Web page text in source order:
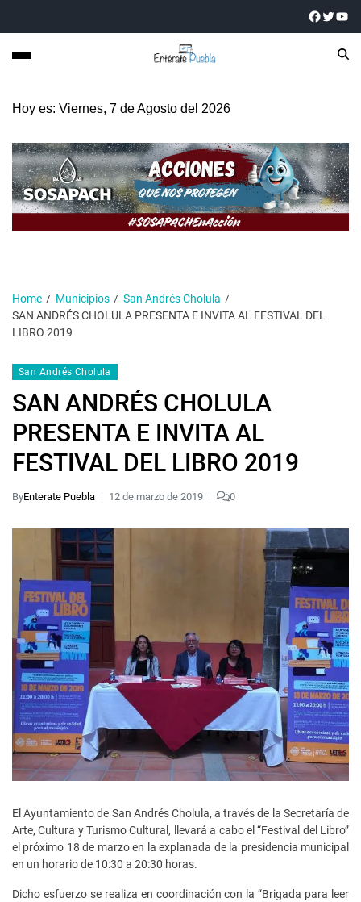
Hoy es: Viernes, 7 de Agosto del 2026
Home Municipios
San Andrés Cholula
SAN ANDRÉS CHOLULA PRESENTA E INVITA AL FESTIVAL DEL
LIBRO 2019
San Andrés Cholula
SAN ANDRÉS CHOLULA
PRESENTA E INVITA AL
FESTIVAL DEL LIBRO 2019
ByEnterate Puebla 12 de marzo de 2019 0
El Ayuntamiento de San Andrés Cholula, a través de la Secretaría de
Arte, Cultura y Turismo Cultural, llevará a cabo el “Festival del Libro”
el próximo 18 de marzo en la explanada de la presidencia municipal
en un horario de 10:30 a 20:30 horas.
Dicho esfuerzo se realiza en coordinación con la “Brigada para leer